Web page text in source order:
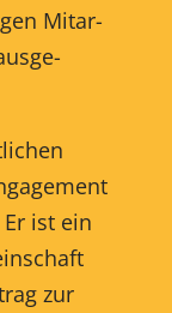
Mitar-
ist ein
zur